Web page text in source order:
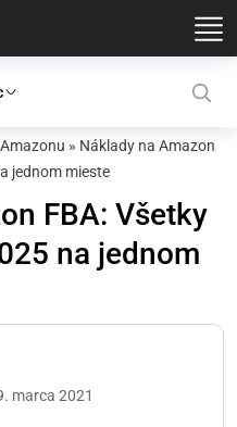
» Náklady na Amazon
jednom mieste
FBA: Všetky
na jednom
marca 2021